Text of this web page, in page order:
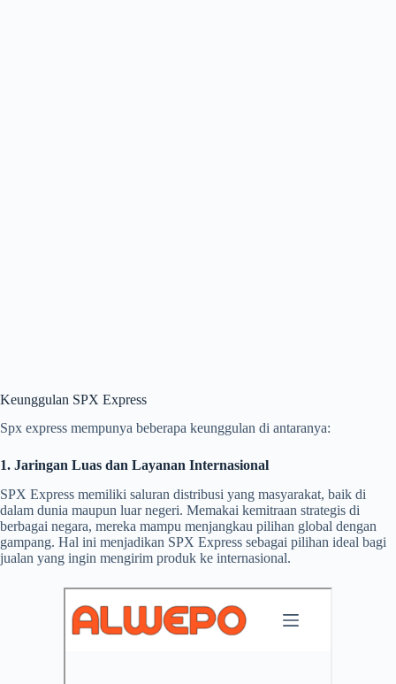
Keunggulan SPX Express
Spx express mempunya beberapa keunggulan di antaranya:
1. Jaringan Luas dan Layanan Internasional
SPX Express memiliki saluran distribusi yang masyarakat, baik di
dalam dunia maupun luar negeri. Memakai kemitraan strategis di
berbagai negara, mereka mampu menjangkau pilihan global dengan
gampang. Hal ini menjadikan SPX Express sebagai pilihan ideal bagi
jualan yang ingin mengirim produk ke internasional.